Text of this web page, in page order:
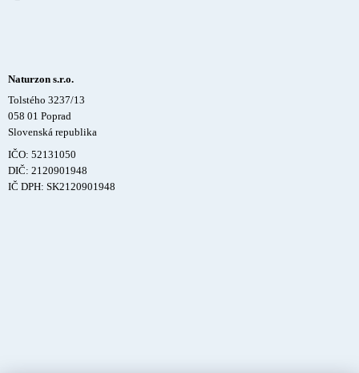
Naturzon s.r.o.
Tolstého 3237/13
058 01 Poprad
Slovenská republika
IČO: 52131050
DIČ: 2120901948
IČ DPH: SK2120901948